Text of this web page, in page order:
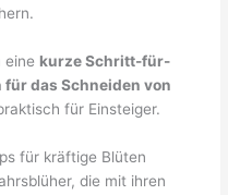
eine kurze Schritt-für-
das Schneiden von
für Einsteiger.
für kräftige Blüten
die mit ihren